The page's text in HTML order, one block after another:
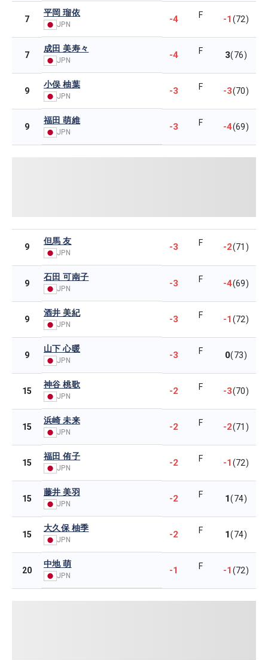
7
平岡 瑠依
JPN -4 F -1(72)
7
成田 美寿々
JPN -4 F 3(76)
9
小俣 柚葉
JPN -3 F -3(70)
9
福田 萌維
JPN -3 F -4(69)
9
但馬 友
JPN
-3 F -2(71)
9
石田 可南子
JPN -3 F -4(69)
9
酒井 美紀
JPN -3 F -1(72)
9
山下 心暖
JPN -3 F 0(73)
15
神谷 桃歌
JPN -2 F -3(70)
15
浜崎 未来
JPN -2 F -2(71)
15
福田 侑子
JPN -2 F -1(72)
15
藤井 美羽
JPN -2 F 1(74)
15
大久保 柚季
JPN -2 F 1(74)
20
中地 萌
JPN -1 F -1(72)